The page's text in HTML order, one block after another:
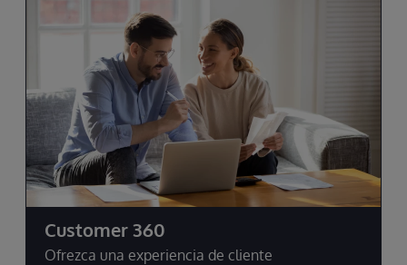
Customer 360
Ofrezca una experiencia de cliente